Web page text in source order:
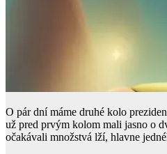
O pár dní máme druhé kolo
už pred prvým kolom mali jasno o
očakávali množstvá lží, hlavne